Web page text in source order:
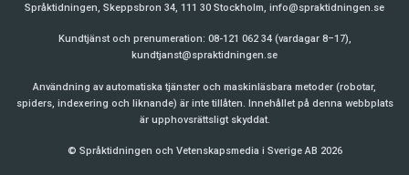
Språktidningen, Skeppsbron 34, 111 30 Stockholm, info@spraktidningen.se
Kundtjänst och prenumeration: 08-121 062 34 (vardagar 8–17),
kundtjanst@spraktidningen.se
Användning av automatiska tjänster och maskinläsbara metoder (robotar,
spiders, indexering och liknande) är inte tillåten. Innehållet på denna webbplats
är upphovsrättsligt skyddat.
© Språktidningen och Vetenskapsmedia i Sverige AB 2026